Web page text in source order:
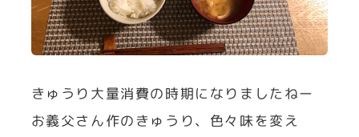
きゅうり大量消費の時期になりましたねー
お義父さん作のきゅうり、色々味を変え